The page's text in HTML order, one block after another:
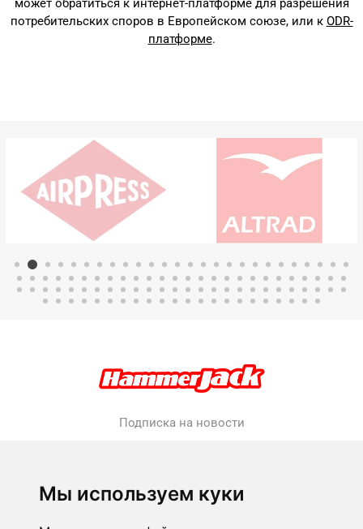
Мы используем куки
может обратиться к интернет-платформе для разрешения
потребительских споров в Европейском союзе, или к ODR-
платформе.
Подписка на новости
прописки